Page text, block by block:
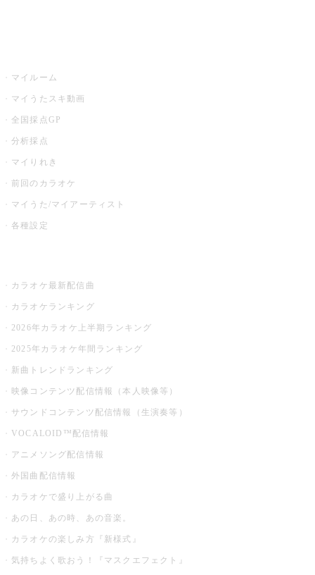
マイルーム
マイうたスキ動画
全国採点GP
分析採点
マイりれき
前回のカラオケ
マイうた/マイアーティスト
各種設定
カラオケ最新配信曲
カラオケランキング
2026年カラオケ上半期ランキング
2025年カラオケ年間ランキング
新曲トレンドランキング
映像コンテンツ配信情報（本人映像等）
サウンドコンテンツ配信情報（生演奏等）
VOCALOID™配信情報
アニメソング配信情報
外国曲配信情報
カラオケで盛り上がる曲
あの日、あの時、あの音楽。
カラオケの楽しみ方『新様式』
気持ちよく歌おう！『マスクエフェクト』